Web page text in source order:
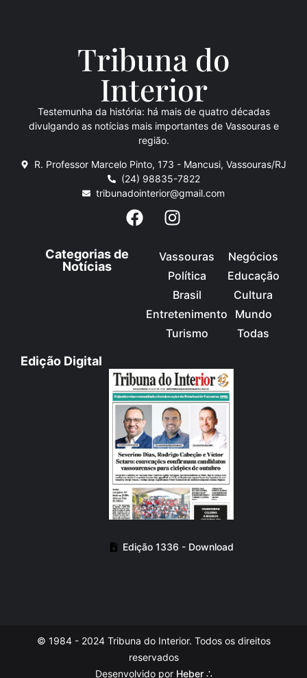
Tribuna do
Interior
Testemunha da história: há mais de quatro décadas
divulgando as notícias mais importantes de Vassouras e
região.
R. Professor Marcelo Pinto, 173 - Mancusi, Vassouras/RJ
(24) 98835-7822
tribunadointerior@gmail.com
Categorias de
Notícias
Vassouras
Política
Brasil
Entretenimento
Turismo
Negócios
Educação
Cultura
Mundo
Todas
Edição Digital
Edição 1336 - Download
© 1984 - 2024 Tribuna do Interior. Todos os direitos
reservados
Desenvolvido por Heber ∴